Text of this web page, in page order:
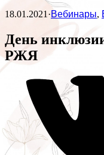
18.01.2021·Вебинары,
День
РЖЯ